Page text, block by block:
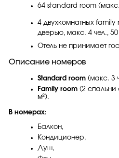
64 standard room
4 двухкомнатных family
дверью, макс. 4 чел.,
Отель не принимает
Описание номеров
Standard room (макс. 3
Family room (2 спальни
м²).
В номерах:
Балкон,
Кондиционер,
Душ,